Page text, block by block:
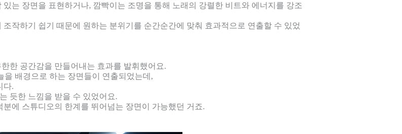
는 장면을 표현하거나, 깜빡이는 조명을 통해 노래의 강렬한 비트와 에너지를 강조
작하기 쉽기 때문에 원하는 분위기를 순간순간에 맞춰 효과적으로 연출할 수 있었
한 공간감을 만들어내는 효과를 발휘했어요.
배경으로 하는 장면들이 연출되었는데,
다.
듯한 느낌을 받을 수 있었어요.
에 스튜디오의 한계를 뛰어넘는 장면이 가능했던 거죠.